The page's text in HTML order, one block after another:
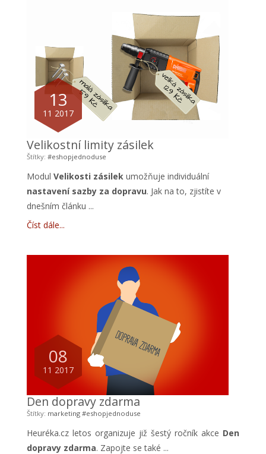
13
11 2017
Velikostní limity zásilek
Štítky: #eshopjednoduse
Modul Velikosti zásilek umožňuje individuální
nastavení sazby za dopravu. Jak na to, zjistíte v
dnešním článku ...
Číst dále
08
11 2017
Den dopravy zdarma
Štítky: marketing #eshopjednoduse
Heuréka.cz letos organizuje již šestý ročník akce Den
dopravy zdarma. Zapojte se také ...